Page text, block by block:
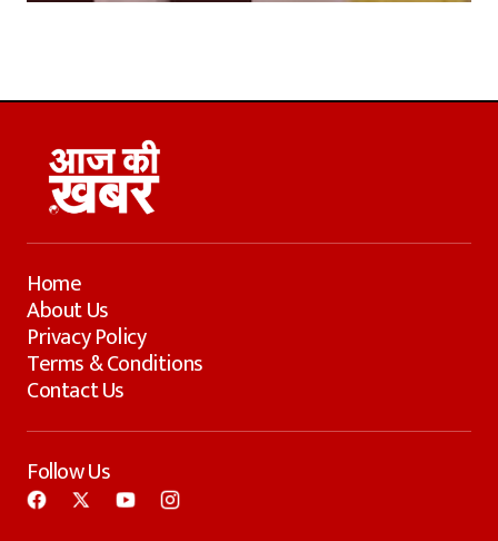
Home
About Us
Privacy Policy
Terms & Conditions
Contact Us
Follow Us